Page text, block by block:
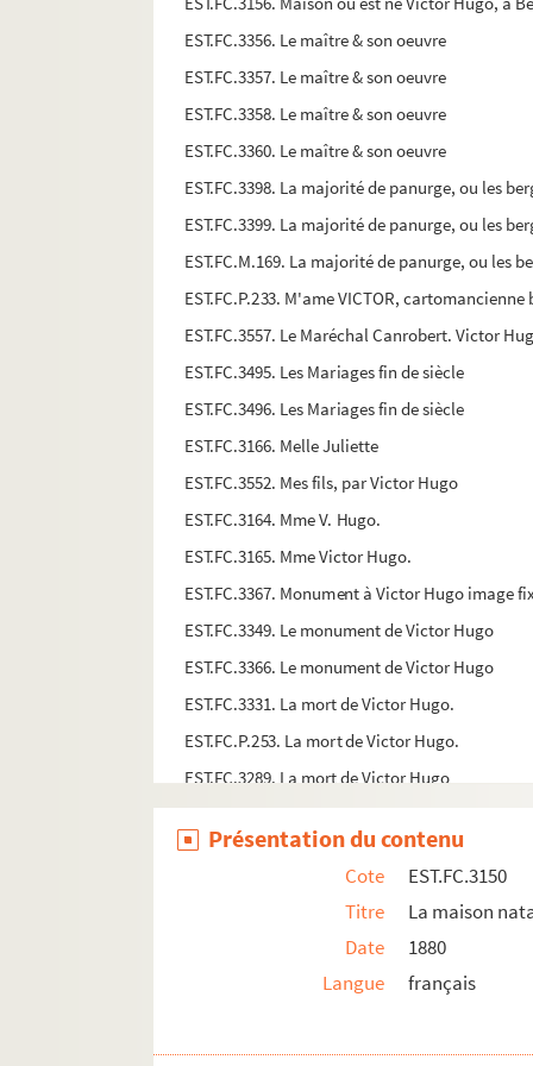
EST.FC.3356. Le maître & son oeuvre
EST.FC.3357. Le maître & son oeuvre
EST.FC.3358. Le maître & son oeuvre
EST.FC.3360. Le maître & son oeuvre
EST.FC.3398. La majorité de panurge, ou les
EST.FC.3399. La majorité de panurge, ou les
EST.FC.M.169. La majorité de panurge, ou les
EST.FC.P.233. M'ame VICTOR,
EST.FC.3557. Le Maréchal Canrobert. Victor
EST.FC.3495. Les Mariages fin de siècle
EST.FC.3496. Les Mariages fin de siècle
EST.FC.3166. Melle Juliette
EST.FC.3552. Mes fils, par Victor Hugo
EST.FC.3164. Mme V. Hugo.
EST.FC.3165. Mme Victor Hugo.
EST.FC.3367. Monument à Victor Hugo image
EST.FC.3349. Le monument de Victor Hugo
EST.FC.3366. Le monument de Victor Hugo
EST.FC.3331. La mort de Victor Hugo.
EST.FC.P.253. La mort de Victor Hugo.
EST.FC.3289. La mort de Victor Hugo
EST.FC.M.165. Mort de Victor Hugo
EST.FC.3146. Mr Victor Hugo.
EST.FC.3147. Mr Victor Hugo.
EST.FC.3122. Mr Victor Hugo
EST.FC.3151. Mr Victor Hugo
EST.FC.3534. Mr. V.H., la plus forte tête
Présentation du contenu
Cote
EST.FC.3150
Titre
La maison
Date
1880
Langue
français